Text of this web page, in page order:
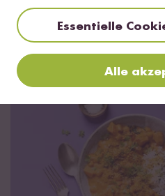
Vegan
Fruchtig buntes
Essentielle
Alle